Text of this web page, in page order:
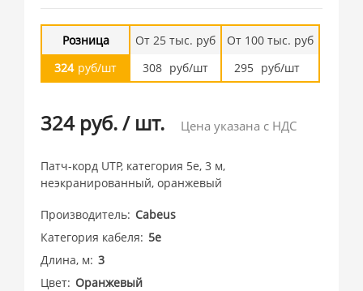
Розница
324 руб/шт
От 25 тыс. руб
308 руб/шт
От 100 тыс. руб
295 руб/шт
324 руб./ шт. Цена указана с НДС
Патч-корд UTP, категория 5e, 3 м,
неэкранированный, оранжевый
Производитель Cabeus
Категория кабеля
5e
Длина, м 3
Цвет Оранжевый